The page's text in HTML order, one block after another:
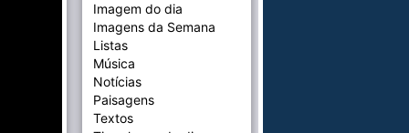
Imagem do dia
Imagens da Semana
Listas
Música
Notícias
Paisagens
Textos